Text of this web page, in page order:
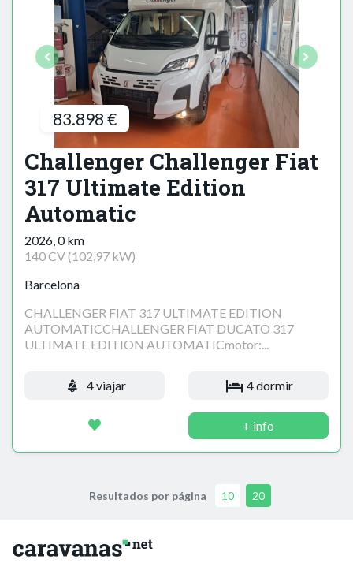
83.898 €
Challenger Challenger Fiat
317 Ultimate Edition
Automatic
2026, 0 km
140 CV (102,97 kW)
Barcelona
CHALLENGER FIAT 317 ULTIMATE EDITION
AUTOMATICCHALLENGER FIAT DUCATO 317
ULTIMATE EDITION AUTOMATICmotor:...
4 viajar 4 dormir
+ info
Resultados por página 10 20